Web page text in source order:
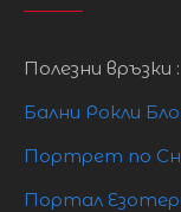
L
Полезни връзки :
Бални Рокли
Портрет по
Портал